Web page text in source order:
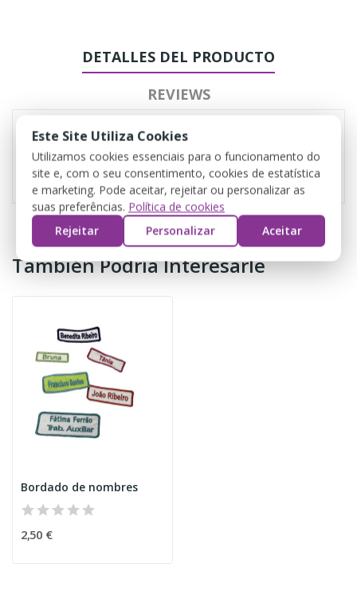
DETALLES DEL PRODUCTO
REVIEWS
Referencia CR01
También Podría Interesarle
Bordado de nombres
2,50 €
Este Site Utiliza Cookies
Utilizamos cookies essenciais para o funcionamento do
site e, com o seu consentimento, cookies de estatística
e marketing. Pode aceitar, rejeitar ou personalizar as
suas preferências. Política de cookies
Rejeitar
Personalizar Aceitar